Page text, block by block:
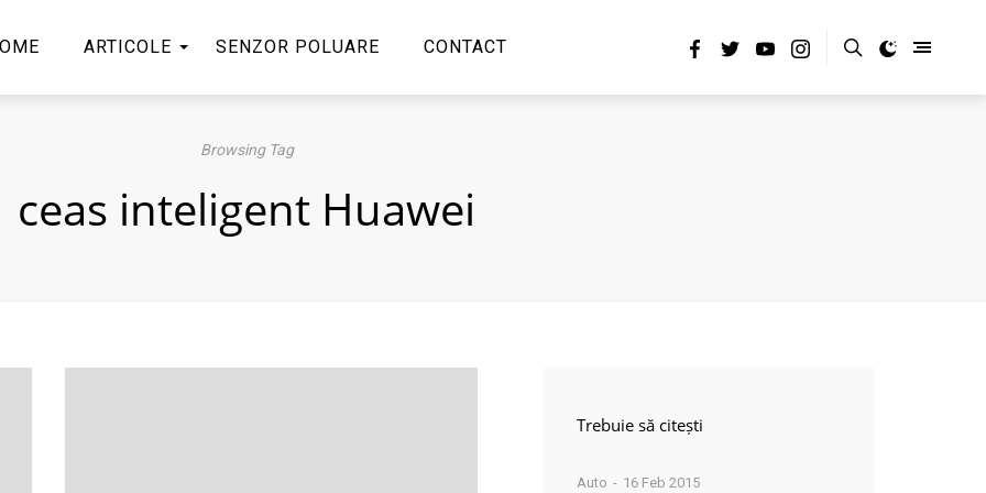
ARTICOLE SENZOR POLUARE CONTACT
Browsing Tag
ceas inteligent Huawei
Trebuie să citești
Auto 16 Feb 2015